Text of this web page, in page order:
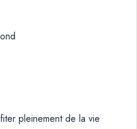
pleinement de la vie